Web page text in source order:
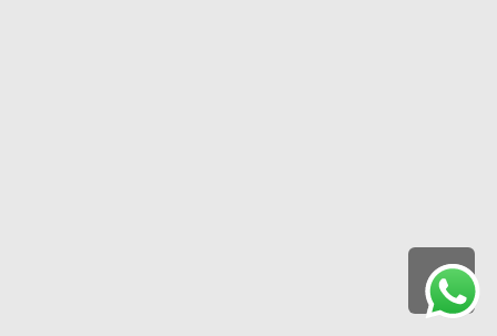
Scroll
to